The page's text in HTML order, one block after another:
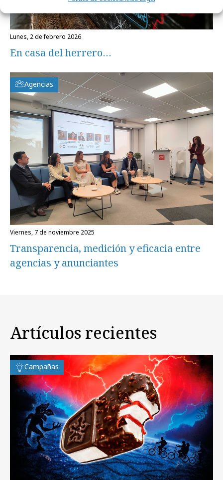
lunes, 2 de febrero 2026
En casa del herrero…
Agencias
viernes, 7 de noviembre 2025
Transparencia, medición y eficacia entre
agencias y anunciantes
Artículos recientes
Campañas